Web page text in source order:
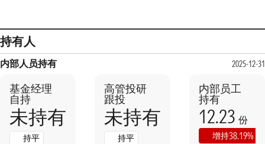
持有人
内部人员持有 2025-12-31
基金经理
自持
未持有
持平
高管投研
跟投
未持有
持平
内部员工
持有
12.23 份
增持38.19%